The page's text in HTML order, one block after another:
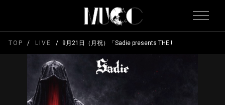
TOP LIVE 9月21日（月祝）「Sadie presents THE UNITED KILLERS」